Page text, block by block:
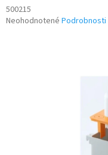
500215
Priemerné
Neohodnotené